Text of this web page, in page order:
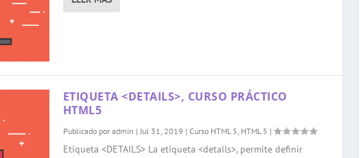
ETIQUETA <DETAILS>, CURSO PRÁCTICO
HTML5
Publicado por admin |Jul 31, 2019 | Curso HTML 5, HTML 5 |
Etiqueta <DETAILS> La etiqueta <details>, permite definir